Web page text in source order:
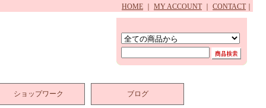
HOME MY ACCOUNT CONTACT
ショップワーク ブログ